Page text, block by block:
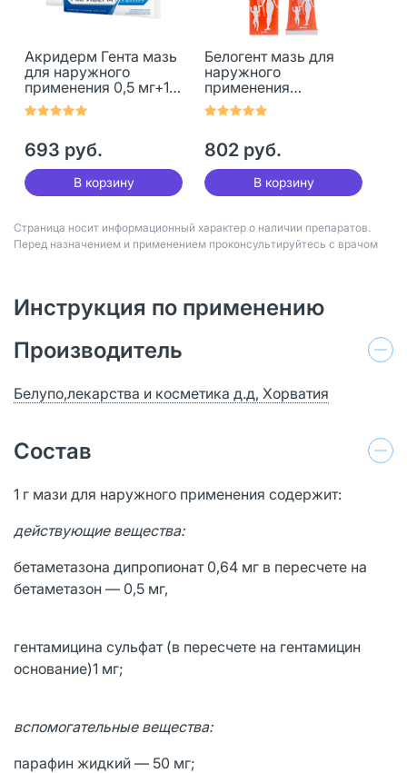
Акридерм Гента мазь
для наружного
применения 0,5 мг+1
мг/г 30 г 1 шт
693 руб.
В корзину
Белогент мазь для
наружного
применения
0,05%+0,1% 40 г 1 шт
802 руб.
В корзину
Страница носит информационный характер о наличии препаратов.
Перед назначением и применением проконсультируйтесь с врачом
Инструкция по применению
Производитель
Белупо,лекарства и косметика д.д, Хорватия
Состав
1 г мази для наружного применения содержит:
действующие вещества:
бетаметазона дипропионат 0,64 мг в пересчете на
бетаметазон — 0,5 мг,
гентамицина сульфат (в пересчете на гентамицин
основание)1 мг;
вспомогательные вещества:
парафин жидкий — 50 мг;